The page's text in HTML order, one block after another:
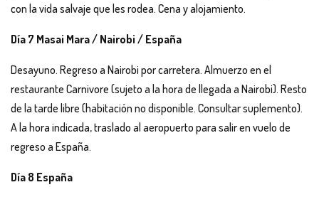
con la vida salvaje que les rodea. Cena y alojamiento.
Día 7 Masai Mara / Nairobi / España
Desayuno. Regreso a Nairobi por carretera. Almuerzo en el
restaurante Carnivore (sujeto a la hora de llegada a Nairobi). Resto
de la tarde libre (habitación no disponible. Consultar suplemento).
A la hora indicada, traslado al aeropuerto para salir en vuelo de
regreso a España.
Día 8 España